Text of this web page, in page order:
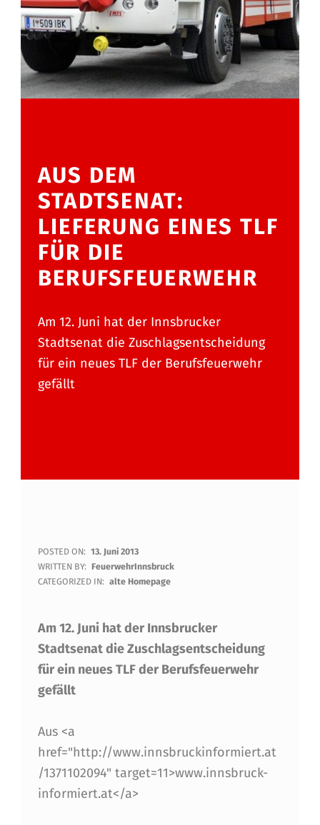
AUS DEM
STADTSENAT:
LIEFERUNG EINES TLF
FÜR DIE
BERUFSFEUERWEHR
Am 12. Juni hat der Innsbrucker
Stadtsenat die Zuschlagsentscheidung
für ein neues TLF der Berufsfeuerwehr
gefällt
A
U
D
E
M
T
A
D
POSTED ON: 13. Juni 2013
WRITTEN BY: FeuerwehrInnsbruck
CATEGORIZED IN: alte Homepage
Am 12. Juni hat der Innsbrucker
Stadtsenat die Zuschlagsentscheidung
für ein neues TLF der Berufsfeuerwehr
gefällt
Aus <a
href="http://www.innsbruckinformiert.at
/1371102094" target=11>www.innsbruck-
informiert.at</a>